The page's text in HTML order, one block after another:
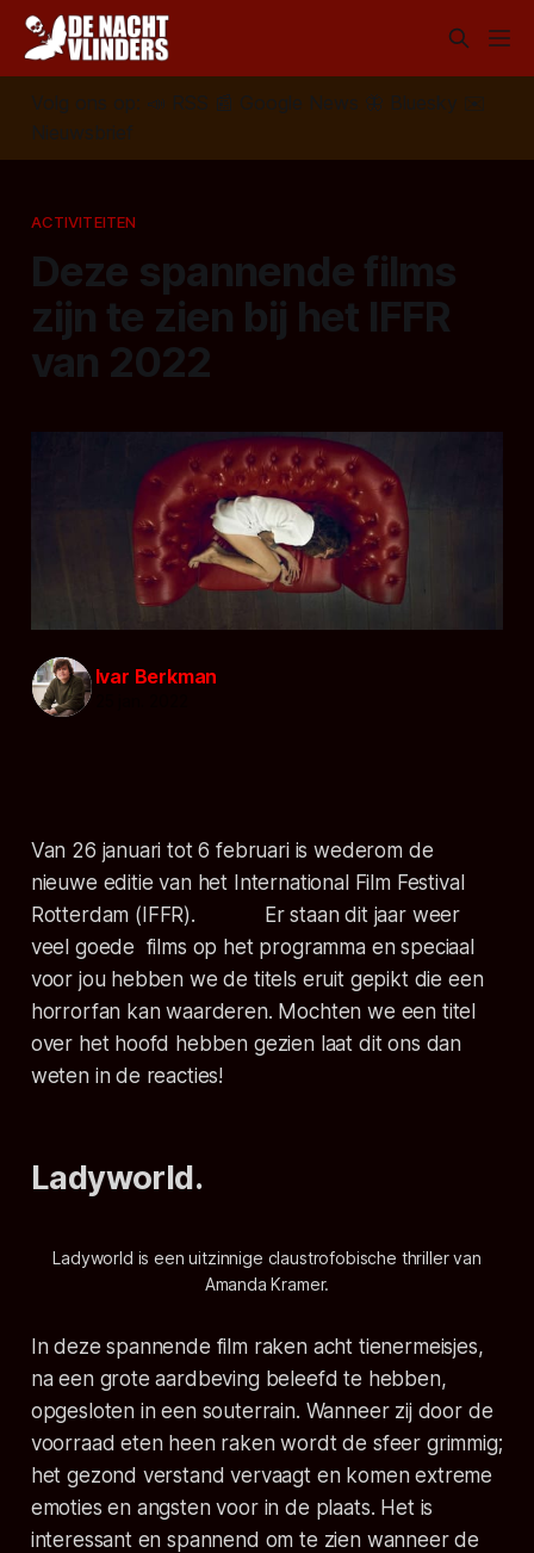
Volg ons op: 📣 RSS 📰 Google News 🦋 Bluesky
✉️
Nieuwsbrief
ACTIVITEITEN
Deze spannende films
zijn te zien bij het IFFR
van 2022
Ivar Berkman
Van 26 januari tot 6 februari is wederom de
nieuwe editie van het International Film Festival
Rotterdam (IFFR). Er staan dit jaar weer
veel goede films op het programma en speciaal
voor jou hebben we de titels eruit gepikt die een
horrorfan kan waarderen. Mochten we een titel
over het hoofd hebben gezien laat dit ons dan
weten in de reacties!
Ladyworld.
Ladyworld is een uitzinnige claustrofobische thriller van
Amanda Kramer.
In deze spannende film raken acht tienermeisjes,
na een grote aardbeving beleefd te hebben,
opgesloten in een souterrain. Wanneer zij door de
voorraad eten heen raken wordt de sfeer grimmig;
het gezond verstand vervaagt en komen extreme
emoties en angsten voor in de plaats. Het is
interessant en spannend om te zien wanneer de